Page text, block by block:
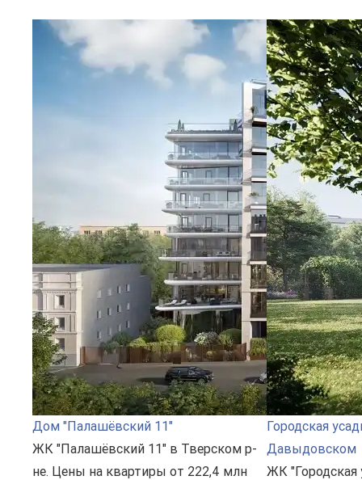
Дом "Палашёвский 11"
ЖК "Палашёвский 11" в Тверском р-
не. Цены на квартиры от 222,4 млн
Городская
Давыдовском
ЖК "Городская